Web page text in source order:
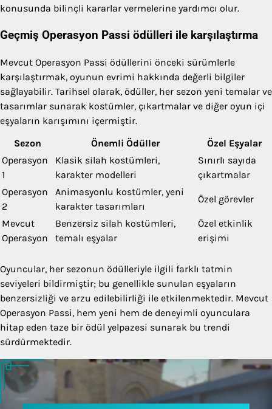
konusunda bilinçli kararlar vermelerine yardımcı olur.
Geçmiş Operasyon Passi ödülleri ile karşılaştırma
Mevcut Operasyon Passi ödüllerini önceki sürümlerle
karşılaştırmak, oyunun evrimi hakkında değerli bilgiler
sağlayabilir. Tarihsel olarak, ödüller, her sezon yeni temalar ve
tasarımlar sunarak kostümler, çıkartmalar ve diğer oyun içi
eşyaların karışımını içermiştir.
Sezon
Önemli Ödüller
Özel Eşyalar
Operasyon
1
Klasik silah kostümleri,
karakter modelleri
Sınırlı sayıda
çıkartmalar
Operasyon
2
Animasyonlu kostümler, yeni
karakter tasarımları
Özel görevler
Mevcut
Operasyon
Benzersiz silah kostümleri,
temalı eşyalar
Özel etkinlik
erişimi
Oyuncular, her sezonun ödülleriyle ilgili farklı tatmin
seviyeleri bildirmiştir; bu genellikle sunulan eşyaların
benzersizliği ve arzu edilebilirliği ile etkilenmektedir. Mevcut
Operasyon Passi, hem yeni hem de deneyimli oyunculara
hitap eden taze bir ödül yelpazesi sunarak bu trendi
sürdürmektedir.